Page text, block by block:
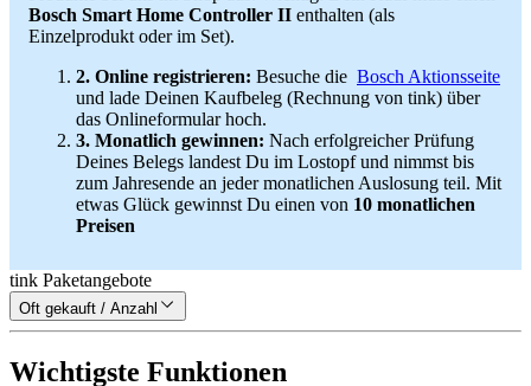
Bosch Smart Home Controller II enthalten (als
Einzelprodukt oder im Set).
2. Online registrieren: Besuche die Bosch Aktionsseite
und lade Deinen Kaufbeleg (Rechnung von tink) über
das Onlineformular hoch.
3. Monatlich gewinnen: Nach erfolgreicher Prüfung
Deines Belegs landest Du im Lostopf und nimmst bis
zum Jahresende an jeder monatlichen Auslosung teil. Mit
etwas Glück gewinnst Du einen von 10 monatlichen
Preisen
tink Paketangebote
Oft gekauft / Anzahl
Wichtigste Funktionen